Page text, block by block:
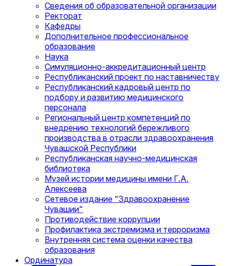
Сведения об образовательной организации
Ректорат
Кафедры
Дополнительное профессиональное
образование
Наука
Симуляционно-аккредитационный центр
Республиканский проект по наставничеству
Республиканский кадровый центр по
подбору и развитию медицинского
персонала
Региональный центр компетенций по
внедрению технологий бережливого
производства в отрасли здравоохранения
Чувашской Республики
Республиканская научно-медицинская
библиотека
Музей истории медицины имени Г.А.
Алексеева
Сетевое издание "Здравоохранение
Чувашии"
Противодействие коррупции
Профилактика экстремизма и терроризма
Внутренняя система оценки качества
образования
Ординатура